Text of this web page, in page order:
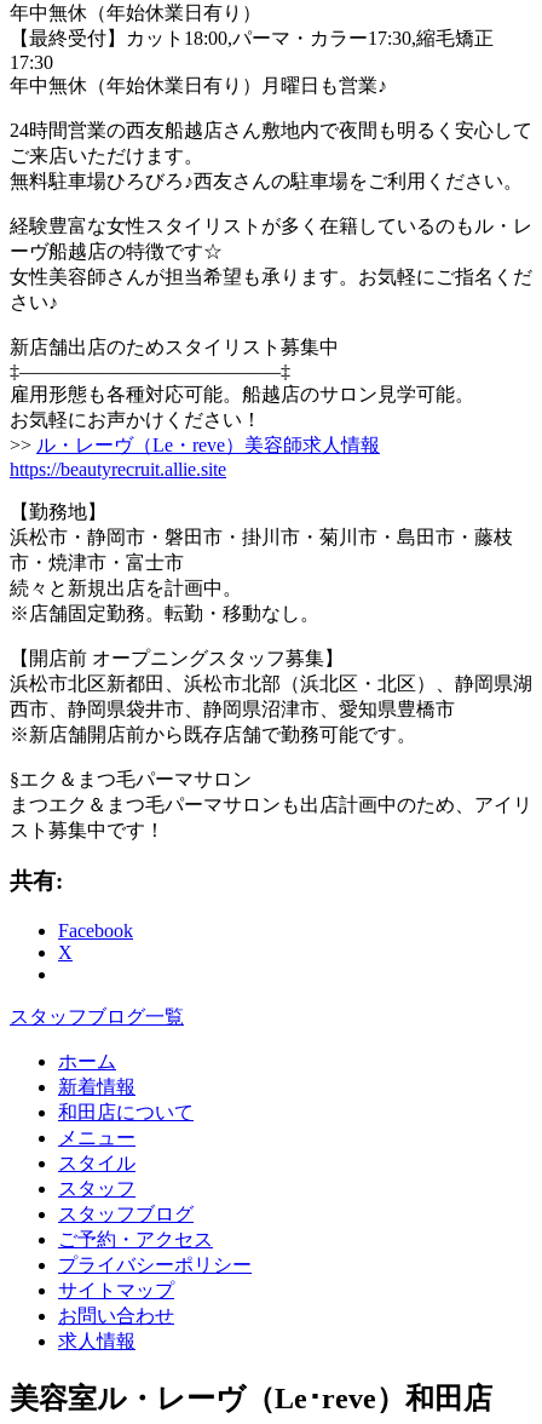
年中無休（年始休業日有り）
【最終受付】カット18:00,パーマ・カラー17:30,縮毛矯正
17:30
年中無休（年始休業日有り）月曜日も営業♪
24時間営業の西友船越店さん敷地内で夜間も明るく安心して
ご来店いただけます。
無料駐車場ひろびろ♪西友さんの駐車場をご利用ください。
経験豊富な女性スタイリストが多く在籍しているのもル・レ
ーヴ船越店の特徴です☆
女性美容師さんが担当希望も承ります。お気軽にご指名くだ
さい♪
新店舗出店のためスタイリスト募集中
‡—————————————–‡
雇用形態も各種対応可能。船越店のサロン見学可能。
お気軽にお声かけください！
>> ル・レーヴ（Le・reve）美容師求人情報
https://beautyrecruit.allie.site
【勤務地】
浜松市・静岡市・磐田市・掛川市・菊川市・島田市・藤枝
市・焼津市・富士市
続々と新規出店を計画中。
※店舗固定勤務。転勤・移動なし。
【開店前 オープニングスタッフ募集】
浜松市北区新都田、浜松市北部（浜北区・北区）、静岡県湖
西市、静岡県袋井市、静岡県沼津市、愛知県豊橋市
※新店舗開店前から既存店舗で勤務可能です。
§エク＆まつ毛パーマサロン
まつエク＆まつ毛パーマサロンも出店計画中のため、アイリ
スト募集中です！
共有:
Facebook
X
スタッフブログ一覧
ホーム
新着情報
和田店について
メニュー
スタイル
スタッフ
スタッフブログ
ご予約・アクセス
プライバシーポリシー
サイトマップ
お問い合わせ
求人情報
美容室ル・レーヴ（Le･reve）和田店